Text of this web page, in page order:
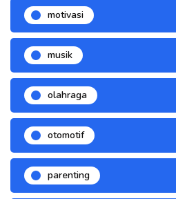
motivasi
musik
olahraga
otomotif
parenting